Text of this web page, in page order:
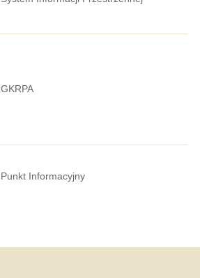
GKRPA
Punkt Informacyjny